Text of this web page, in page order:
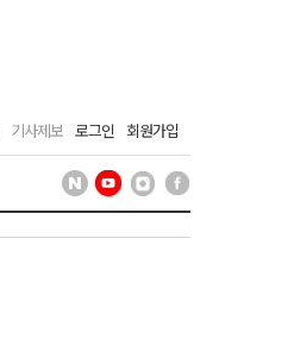
기사제보 로그인 회원가입